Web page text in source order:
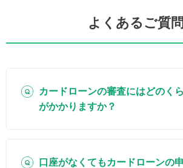
よくあるご質問
カードローンの審査にはどのく
がかかりますか？
口座がなくてもカードローンの